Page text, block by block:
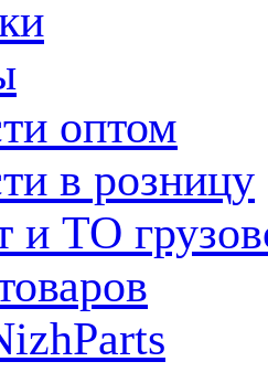
оптом
в розницу
и ТО